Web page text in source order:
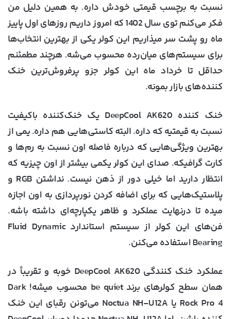
نسبت به برچسب قیمتی خودش داره. به همین دلیل من
فکر می‌کنم توی سال 1402 که امروز داریم روزهای اول پاییز
ماه رو پشت سر میذاریم این کولر یکی از بهترین انتخاب‌ها
برای سیستم‌های میان‌رده محسوب ‌می‌شه. هرچند مطمئنم
حداقل تا خرداد ماه این کولر جزو پرفروش‌ترین خنک
کننده‌های بازار بمونه.
خنک کننده DeepCool AK620 یک خنک‌کننده باکیفیت
نسبت به قیمتیه که داره. البته کاستی‌هایی هم داره. یمی از
بهترین ویژگی‌هایی که درباره فاصله اون نسبت به رم‌ها و
کارت گرافیکه. صدای این کولر یکمی بیشتر از اون چیزیه که
انتظار دارید اما خیلی دور از ذهن نیست. نداشتن RGB و
پلاستیک‌هایی که برای اضافه کردن نورپردازی به اون اجازه
میده تا درنهایت عملکرد و ظاهر یکپارچه‌ای داشته باشه.
فن‌های این کولر از سیستم استاندارد Fluid Dynamic
Bearing استفاده می‌کنن.
عملکرد خنک کنندگی DeepCool AK620 خوبه و تقریباً در
همان سطح کولرهای برند be quiet محسوب میشه! Dark
Rock Pro 4 یا Noctua NH-U12A می‌تونن رقبای این خنک